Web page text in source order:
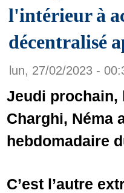
l'intérieur à
décentralisé
lun, 27/02/2023 -
Jeudi prochain,
Charghi, Néma
hebdomadaire
C’est l’autre